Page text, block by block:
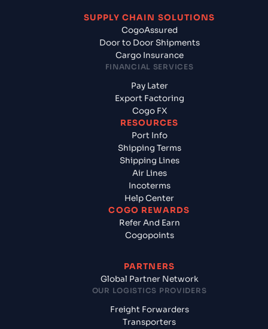
SUPPLY CHAIN SOLUTIONS
CogoAssured
Door to Door Shipments
Cargo Insurance
FINANCIAL SERVICES
Pay Later
Export Factoring
Cogo FX
RESOURCES
Port Info
Shipping Terms
Shipping Lines
Air Lines
Incoterms
Help Center
COGO REWARDS
Refer And Earn
Cogopoints
PARTNERS
Global Partner Network
OUR LOGISTICS PROVIDERS
Freight Forwarders
Transporters